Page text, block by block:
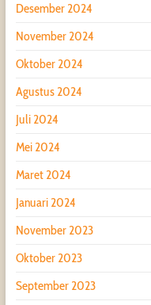
Desember 2024
November 2024
Oktober 2024
Agustus 2024
Juli 2024
Mei 2024
Maret 2024
Januari 2024
November 2023
Oktober 2023
September 2023